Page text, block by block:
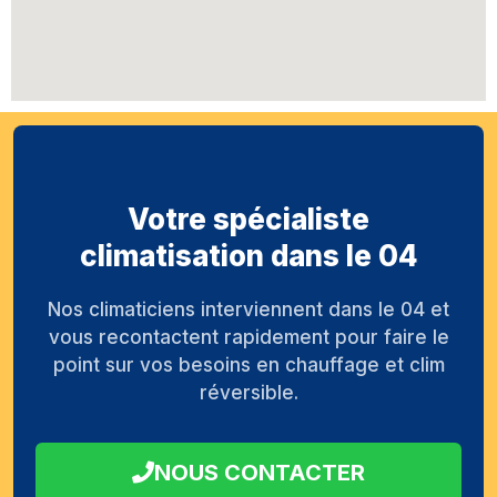
Votre spécialiste
climatisation dans le 04
Nos climaticiens interviennent dans le 04 et
vous recontactent rapidement pour faire le
point sur vos besoins en chauffage et clim
réversible.
NOUS CONTACTER